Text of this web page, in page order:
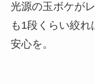
光源の玉ボケが
も1段くらい絞
安心を。